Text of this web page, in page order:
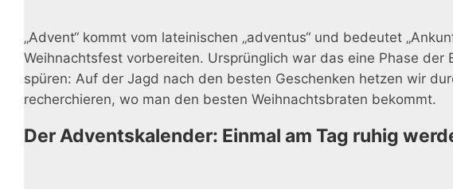
„Advent“ kommt vom lateinischen „adventus“ und bedeutet
Weihnachtsfest vorbereiten. Ursprünglich war das eine Phase
spüren: Auf der Jagd nach den besten Geschenken hetzen wir
recherchieren, wo man den besten Weihnachtsbraten bekommt.
Der Adventskalender: Einmal am Tag ruhig